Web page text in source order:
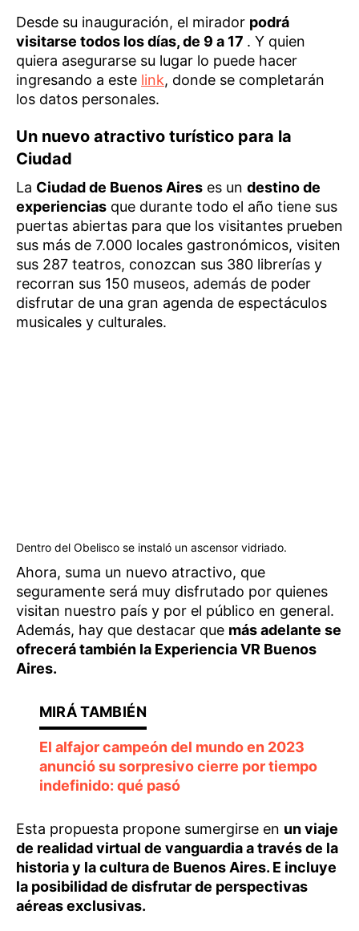
Desde su inauguración, el mirador podrá
visitarse todos los días, de 9 a 17 . Y quien
quiera asegurarse su lugar lo puede hacer
ingresando a este link, donde se completarán
los datos personales.
Un nuevo atractivo turístico para la
Ciudad
La Ciudad de Buenos Aires es un destino de
experiencias que durante todo el año tiene sus
puertas abiertas para que los visitantes prueben
sus más de 7.000 locales gastronómicos, visiten
sus 287 teatros, conozcan sus 380 librerías y
recorran sus 150 museos, además de poder
disfrutar de una gran agenda de espectáculos
musicales y culturales.
Dentro del Obelisco se instaló un ascensor vidriado.
Ahora, suma un nuevo atractivo, que
seguramente será muy disfrutado por quienes
visitan nuestro país y por el público en general.
Además, hay que destacar que más adelante se
ofrecerá también la Experiencia VR Buenos
Aires.
El alfajor campeón del mundo en 2023
anunció su sorpresivo cierre por tiempo
indefinido: qué pasó
Esta propuesta propone sumergirse en un viaje
de realidad virtual de vanguardia a través de la
historia y la cultura de Buenos Aires. E incluye
la posibilidad de disfrutar de perspectivas
aéreas exclusivas.